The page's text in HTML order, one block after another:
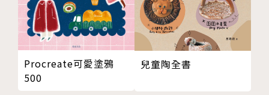
‧對邊緣的感知
‧對空間的感知
‧對關聯性的感知
‧對光線和陰影的感知
‧對完形的感知
Procreate可愛塗鴉
500
兒童陶全書